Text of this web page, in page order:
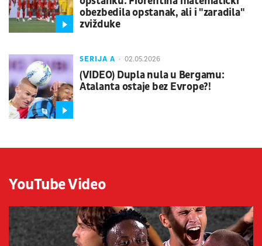
obezbedila opstanak, ali i "zaradila"
zvižduke
SERIJA A 02.05.2026
(VIDEO) Dupla nula u Bergamu:
Atalanta ostaje bez Evrope?!
YouTube Video